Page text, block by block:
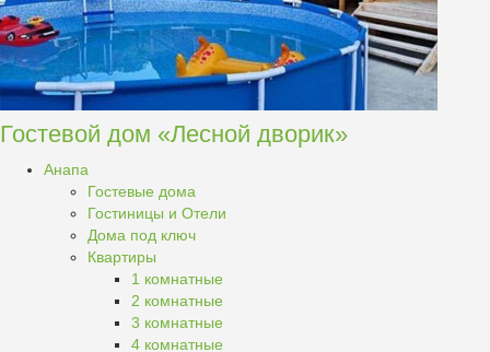
Гостевой дом «Лесной дворик»
Анапа
Гостевые дома
Гостиницы и Отели
Дома под ключ
Квартиры
1 комнатные
2 комнатные
3 комнатные
4 комнатные